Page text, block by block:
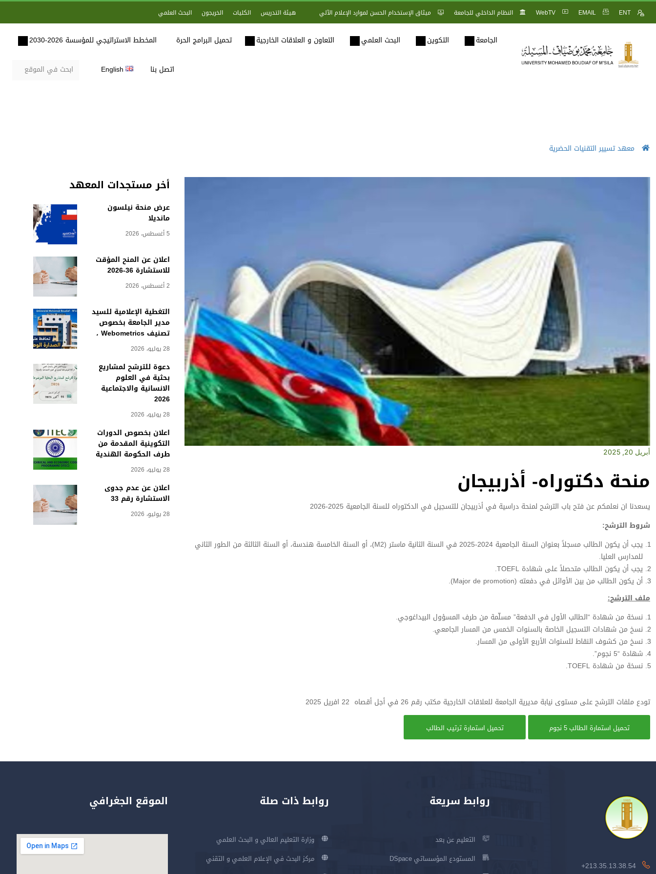
ENT
EMAIL
WebTV النظام الداخلي للجامعة ميثاق الإستخدام الحسن لموارد الإعلام الآلي هيئة التدريس الكليات الخريجون البحث العلمي
الجامعة التكوين البحث العلمي التعاون و العلاقات الخارجية تحميل البرامج الحرة المخطط الاستراتيجي للمؤسسة 2026-2030
اتصل بنا English
معهد تسيير التقنيات الحضرية
أخر مستجدات المعهد
عرض منحة نيلسون
مانديلا
5 أغسطس، 2026
اعلان عن المنح المؤقت
للاستشارة 36-2026
2 أغسطس، 2026
التغطية الإعلامية للسيد
مدير الجامعة بخصوص
تصنيف Webometrics ،
28 يوليو، 2026
دعوة للترشح لمشاريع
بحثية في العلوم
الانسانية والاجتماعية
2026
28 يوليو، 2026
اعلان بخصوص الدورات
التكوينية المقدمة من
طرف الحكومة الهندية
28 يوليو، 2026
اعلان عن عدم جدوى
الاستشارة رقم 33
28 يوليو، 2026
أبريل 20, 2025
منحة دكتوراه- أذربيجان
يسعدنا ان نعلمكم عن فتح باب الترشح لمنحة دراسية في أذربيجان للتسجيل في الدكتوراه للسنة الجامعية 2025-2026
شروط الترشح:
يجب أن يكون الطالب مسجلاً بعنوان السنة الجامعية 2024-2025 في السنة الثانية ماستر (M2)، أو السنة الخامسة هندسة، أو السنة الثالثة من الطور الثاني
للمدارس العليا.
يجب أن يكون الطالب متحصلاً على شهادة TOEFL.
أن يكون الطالب من بين الأوائل في دفعته (Major de promotion).
ملف الترشح:
نسخة من شهادة “الطالب الأول في الدفعة” مسلّمة من طرف المسؤول البيداغوجي.
نسخ من شهادات التسجيل الخاصة بالسنوات الخمس من المسار الجامعي.
نسخ من كشوف النقاط للسنوات الأربع الأولى من المسار.
شهادة “5 نجوم”.
نسخة من شهادة TOEFL.
تودع ملفات الترشح على مستوى نيابة مديرية الجامعة للعلاقات الخارجية مكتب رقم 26 في أجل أقصاه 22 افريل 2025
تحميل استمارة الطالب 5 نجوم تحميل استمارة ترتيب الطالب
213.35.13.38.54+
روابط سريعة
التعليم عن بعد
المستودع المؤسساتي DSpace
روابط ذات صلة
وزارة التعليم العالي و البحث العلمي
مركز البحث في الإعلام العلمي و التقني
الموقع الجغرافي